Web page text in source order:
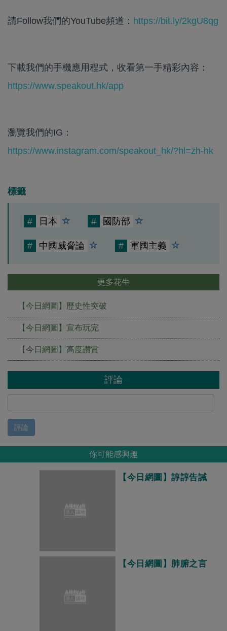
請Follow我們的YouTube頻道： https://bit.ly/2kgU8qg
下載我們的手機應用程式，收看第一手精彩內容：
https://www.speakout.hk/app
瀏覽我們的IG：
https://www.instagram.com/speakout_hk/?hl=zh-hk
標籤
# 日本 # 國防部
# 中國威脅論 # 軍國主義
更多花生
【今日網圖】歷史性突破
【今日網圖】宣布玩完
【今日網圖】高度讚賞
評論
評論
你可能感興趣
【今日網圖】諄諄告誡
【今日網圖】肺腑之言